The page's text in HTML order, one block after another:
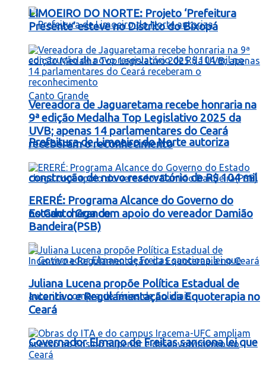
Prefeitura de Limoeiro do Norte autoriza
construção de novo reservatório de R$ 104 mil
no Canto Grande
Governador Elmano de Freitas sanciona lei que
LIMOEIRO DO NORTE: Projeto ‘Prefeitura
Presente’ esteve no Distrito do Bixopá
Vereadora de Jaguaretama recebe honraria na
9ª edição Medalha Top Legislativo 2025 da
UVB; apenas 14 parlamentares do Ceará
receberam o reconhecimento
ERERÉ: Programa Alcance do Governo do
Estado chega com apoio do vereador Damião
Bandeira(PSB)
Juliana Lucena propõe Política Estadual de
Incentivo e Regulamentação da Equoterapia no
Ceará